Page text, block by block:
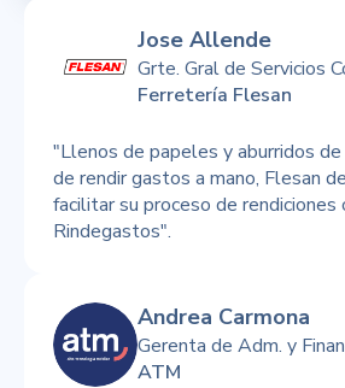
Jose Allende
Grte. Gral de Servicios
Ferretería Flesan
"Llenos de papeles y aburridos
de rendir gastos a mano, Flesan
facilitar su proceso de rendiciones
Rindegastos".
Andrea Carmona
Gerenta de Adm. y
ATM